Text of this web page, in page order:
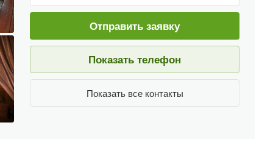
Отправить заявку
Показать телефон
Показать все контакты